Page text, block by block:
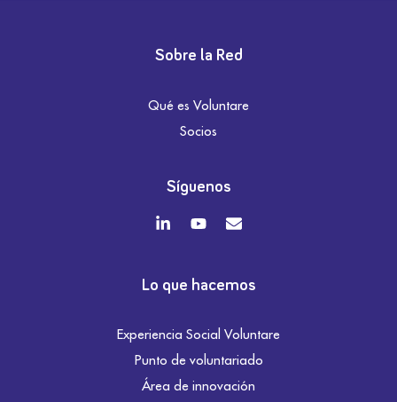
Sobre la Red
Qué es Voluntare
Socios
Síguenos
Lo que hacemos
Experiencia Social Voluntare
Punto de voluntariado
Área de innovación